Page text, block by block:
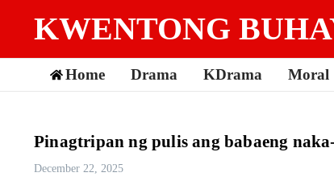
KWENTONG
Home Drama KDrama Moral
Pinagtripan ng pulis ang babaeng
December 22, 2025